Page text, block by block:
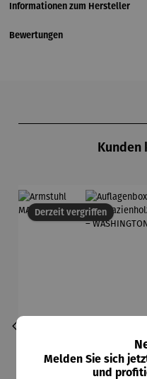
Informationen zum Hersteller
Bewertungen
Kunden
Derzeit vergriffen
Melden Sie sich
und